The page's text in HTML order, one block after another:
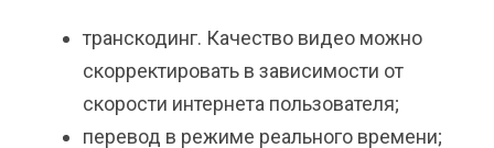
транскодинг. Качество видео можно
скорректировать в зависимости от
скорости интернета пользователя;
перевод в режиме реального времени;